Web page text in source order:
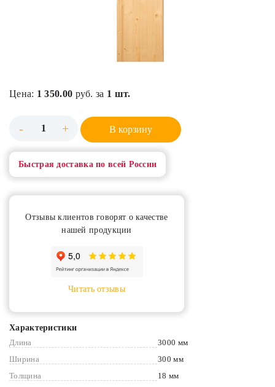
Цена: 1 350.00 руб. за 1 шт.
- + В корзину
Быстрая доставка по всей России
Отзывы клиентов говорят о качестве
нашей продукции
Читать отзывы
Характеристики
Длина
3000 мм
Ширина
300 мм
Толщина
18 мм